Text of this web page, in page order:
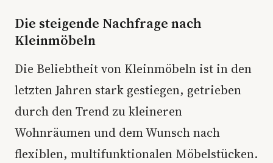
Die steigende Nachfrage nach
Kleinmöbeln
Die Beliebtheit von Kleinmöbeln ist in den
letzten Jahren stark gestiegen, getrieben
durch den Trend zu kleineren
Wohnräumen und dem Wunsch nach
flexiblen, multifunktionalen Möbelstücken.